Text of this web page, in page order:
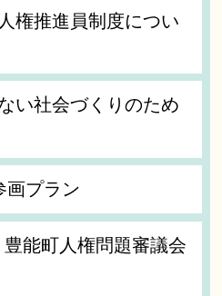
権推進員制度につい
い社会づくりのため
画プラン
能町人権問題審議会